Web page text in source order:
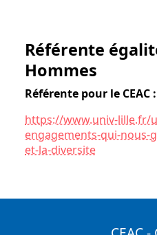
Référente
Hommes
Référente pour le CEAC :
https://www.univ-lille.fr/
engagements-qui-
et-la-diversite